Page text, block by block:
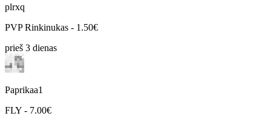
plrxq
PVP Rinkinukas - 1.50€
prieš 3 dienas
Paprikaa1
FLY - 7.00€